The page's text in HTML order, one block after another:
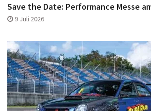
Save the Date: Performance Messe
9 Juli 2026